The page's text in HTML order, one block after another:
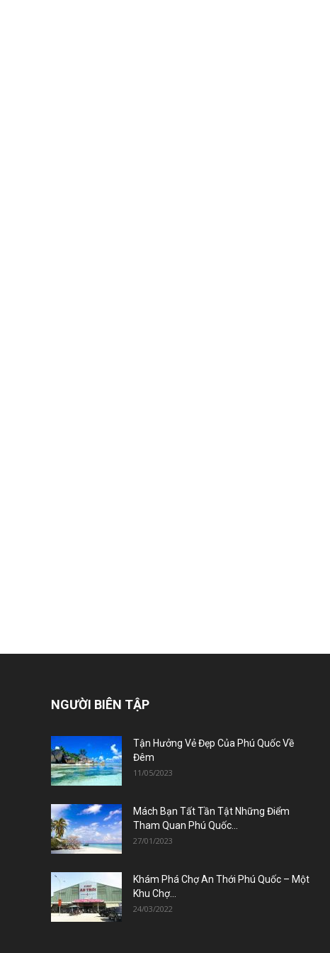
NGƯỜI BIÊN TẬP
Tận Hưởng Vẻ Đẹp Của Phú Quốc Về
Đêm
11/05/2023
Mách Bạn Tất Tần Tật Những Điểm
Tham Quan Phú Quốc...
27/01/2023
Khám Phá Chợ An Thới Phú Quốc – Một
Khu Chợ...
24/03/2022